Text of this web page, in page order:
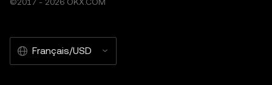
Français/USD